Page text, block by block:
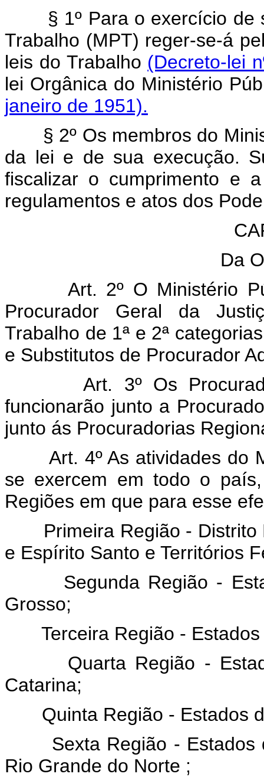
§ 1º Para o exercício
Trabalho (MPT) reger-se-á
leis do Trabalho (Decreto-lei
lei Orgânica do Ministério
janeiro de 1951).
§ 2º Os membros do
da lei e de sua execução.
fiscalizar o cumprimento e
regulamentos e atos dos
Da
Art. 2º O Ministério
Procurador Geral da
Trabalho de 1ª e 2ª
e Substitutos de Procurador
Art. 3º Os
funcionarão junto a
junto ás Procuradorias
Art. 4º As atividades do
se exercem em todo o
Regiões em que para esse
Primeira Região -
e Espírito Santo e Territórios
Segunda Região -
Grosso;
Terceira Região -
Quarta Região -
Catarina;
Quinta Região - Estados
Sexta Região -
Rio Grande do Norte ;